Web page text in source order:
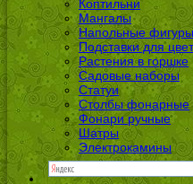
Коптильни
Мангалы
Напольные фигуры
Подставки для
Растения в горшке
Садовые наборы
Статуи
Столбы фонарные
Фонари ручные
Шатры
Электрокамины